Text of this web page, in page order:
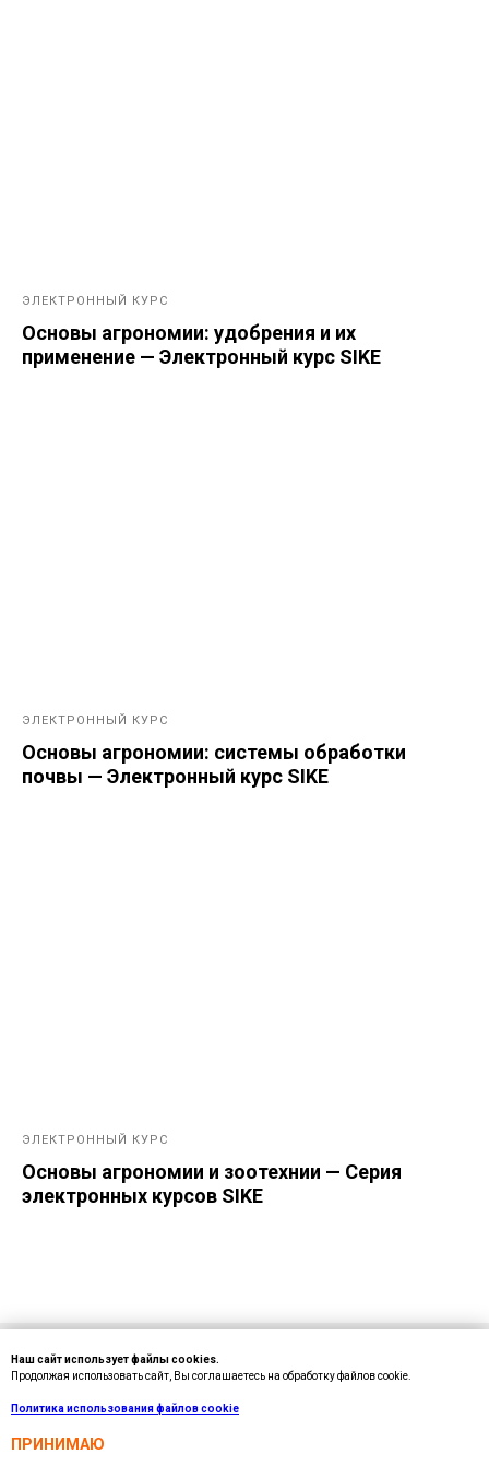
ЭЛЕКТРОННЫЙ КУРС
Основы агрономии: удобрения и их
применение — Электронный курс SIKE
ЭЛЕКТРОННЫЙ КУРС
Основы агрономии: системы обработки
почвы — Электронный курс SIKE
ЭЛЕКТРОННЫЙ КУРС
Основы агрономии и зоотехнии — Серия
электронных курсов SIKE
Наш сайт использует файлы cookies.
Продолжая использовать сайт, Вы соглашаетесь на обработку файлов cookie.
Политика использования файлов cookie
ПРИНИМАЮ
Внимание!Информация о товарах на сайте носит
справочный характер и не является публичной офертой,
определяемой статьей 437 ГК РФ.